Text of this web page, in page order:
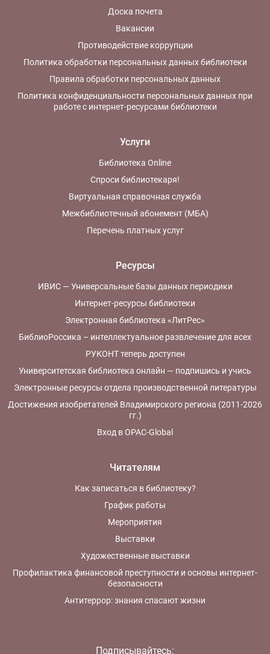
Доска почета
Вакансии
Противодействие коррупции
Политика обработки персональных данных библиотеки
Правила обработки персональных данных
Политика конфиденциальности персональных данных при
работе с интернет-ресурсами библиотеки
Услуги
Библиотека Online
Спроси библиотекаря!
Виртуальная справочная служба
Межбиблиотечный абонемент (МБА)
Перечень платных услуг
Ресурсы
ИВИС — Универсальные базы данных периодики
Интернет-ресурсы библиотеки
Электронная библиотека «ЛитРес»
БиблиоРоссика – интеллектуальное развлечение для всех
РУКОНТ теперь доступен
Университетская библиотека онлайн — подпишись и учись
Электронные ресурсы отдела производственной литературы
Достижения изобретателей Владимирского региона (2011-2026
гг.)
Вход в OPAC-Global
Читателям
Как записаться в библиотеку?
График работы
Мероприятия
Выставки
Художественные выставки
Профилактика финансовой преступности и основы интернет-
безопасности
Антитеррор: знания спасают жизни
Подписывайтесь: